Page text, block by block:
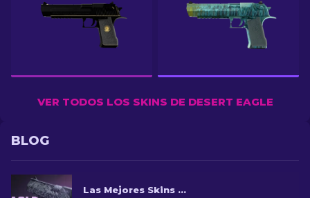
VER TODOS LOS SKINS DE DESERT EAGLE
BLOG
Las Mejores Skins de la Desert Eagle en CS2 [2026]